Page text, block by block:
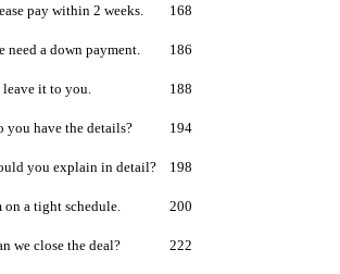
pay within 2 weeks. 168
need a down payment. 186
it to you. 188
you have the details? 194
you explain in detail? 198
on a tight schedule. 200
we close the deal? 222